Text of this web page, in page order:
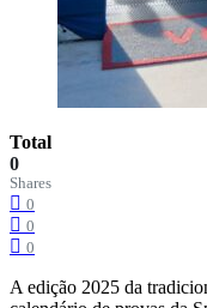
Total
0
Shares
0
0
0
A edição 2025 da